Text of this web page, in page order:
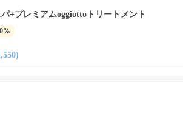
+プレミアムoggiottoトリートメント